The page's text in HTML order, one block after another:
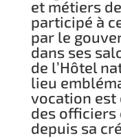
et métiers
participé à
par le
dans ses
de l’Hôtel
lieu
vocation est
des officiers
depuis sa